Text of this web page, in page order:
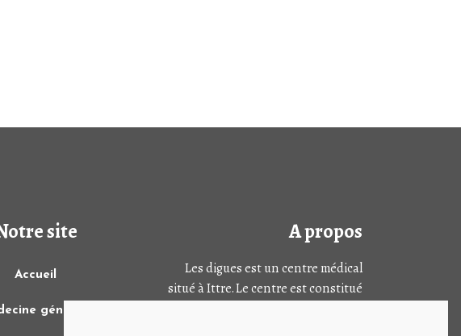
site
Accueil
générale
A propos
Les digues est un centre médical
situé à Ittre. Le centre est constitué